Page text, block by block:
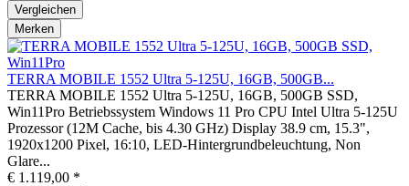
Vergleichen
Merken
TERRA MOBILE 1552 Ultra 5-125U, 16GB, 500GB...
TERRA MOBILE 1552 Ultra 5-125U, 16GB, 500GB SSD,
Win11Pro Betriebssystem Windows 11 Pro CPU Intel Ultra 5-125U
Prozessor (12M Cache, bis 4.30 GHz) Display 38.9 cm, 15.3",
1920x1200 Pixel, 16:10, LED-Hintergrundbeleuchtung, Non
Glare...
€ 1.119,00 *